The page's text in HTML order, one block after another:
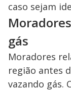
caso sejam
gás
Moradores
região antes
vazando gás.